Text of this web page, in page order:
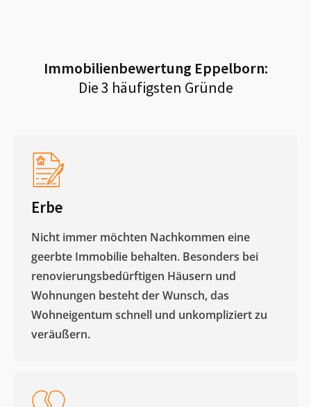
Immobilienbewertung Eppelborn:
Die 3 häufigsten Gründe
Erbe
Nicht immer möchten Nachkommen eine
geerbte Immobilie behalten. Besonders bei
renovierungsbedürftigen Häusern und
Wohnungen besteht der Wunsch, das
Wohneigentum schnell und unkompliziert zu
veräußern. ​